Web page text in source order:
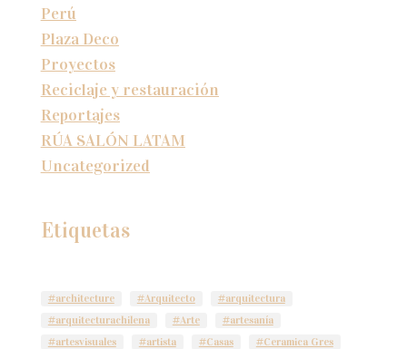
Perú
Plaza Deco
Proyectos
Reciclaje y restauración
Reportajes
RÚA SALÓN LATAM
Uncategorized
Etiquetas
#architecture #Arquitecto
#arquitectura
#arquitecturachilena
#Arte
#artesanía
#artesvisuales
#artista #Casas
#Ceramica Gres